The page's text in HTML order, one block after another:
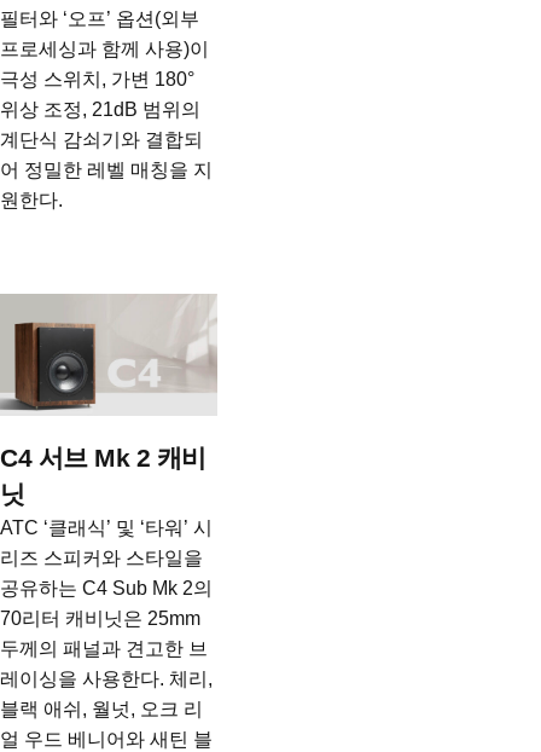
필터와 ‘오프’ 옵션(외부
프로세싱과 함께 사용)이
극성 스위치, 가변 180°
위상 조정, 21dB 범위의
계단식 감쇠기와 결합되
어 정밀한 레벨 매칭을 지
원한다.
C4 서브 Mk 2 캐비
닛
ATC ‘클래식’ 및 ‘타워’ 시
리즈 스피커와 스타일을
공유하는 C4 Sub Mk 2의
70리터 캐비닛은 25mm
두께의 패널과 견고한 브
레이싱을 사용한다. 체리,
블랙 애쉬, 월넛, 오크 리
얼 우드 베니어와 새틴 블